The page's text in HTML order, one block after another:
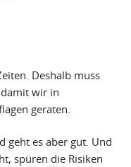
Deshalb muss
wir in
geraten.
geht es aber gut. Und
spüren die Risiken